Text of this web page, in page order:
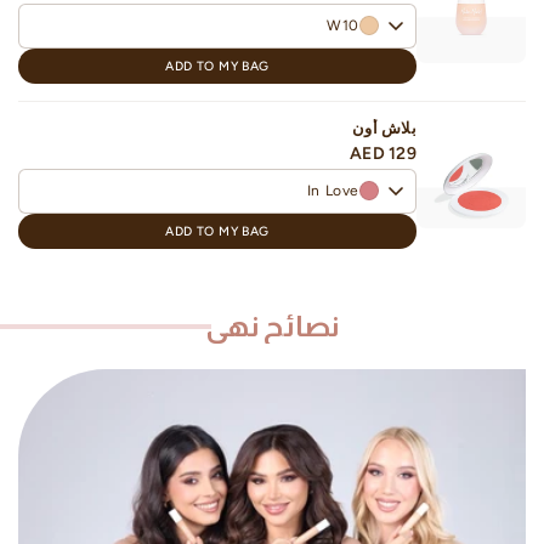
W10
ADD TO MY BAG
بلاش أون
AED 129
In Love
ADD TO MY BAG
نصائح نهى